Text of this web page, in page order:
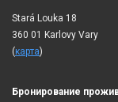
Stará Louka 18
360 01 Karlovy Vary
(карта)
Бронирование